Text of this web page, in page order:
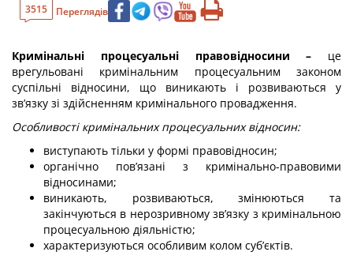
3515 Переглядів
Кримінальні процесуальні правовідносини – це
врегульовані кримінальним процесуальним законом
суспільні відносини, що виникають і розвиваються у
зв’язку зі здійсненням кримінального провадження.
Особливості кримінальних процесуальних відносин:
виступають тільки у формі правовідносин;
органічно пов’язані з кримінально-правовими
відносинами;
виникають, розвиваються, змінюються та
закінчуються в нерозривному зв’язку з кримінальною
процесуальною діяльністю;
характеризуються особливим колом суб’єктів.